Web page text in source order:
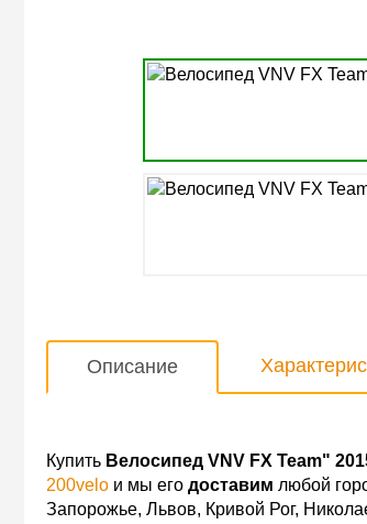
Описание
Купить Велосипед VNV FX Team"
200velo и мы его доставим любой
Запорожье, Львов, Кривой Рог,